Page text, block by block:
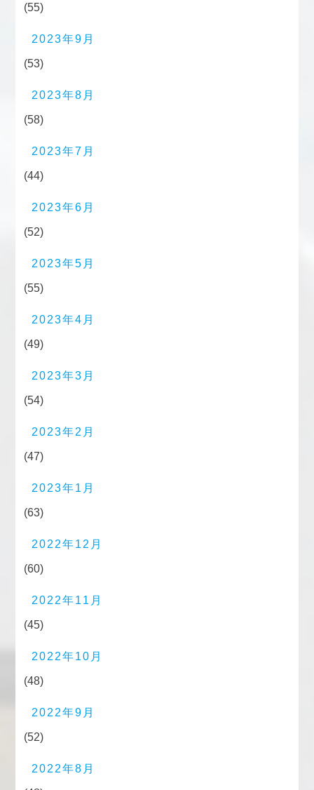
(55)
2023年9月
(53)
2023年8月
(58)
2023年7月
(44)
2023年6月
(52)
2023年5月
(55)
2023年4月
(49)
2023年3月
(54)
2023年2月
(47)
2023年1月
(63)
2022年12月
(60)
2022年11月
(45)
2022年10月
(48)
2022年9月
(52)
2022年8月